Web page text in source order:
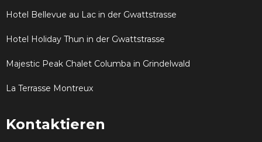
Hotel Bellevue au Lac in der Gwattstrasse
Hotel Holiday Thun in der Gwattstrasse
Majestic Peak Chalet Columba in Grindelwald
La Terrasse Montreux
Kontaktieren